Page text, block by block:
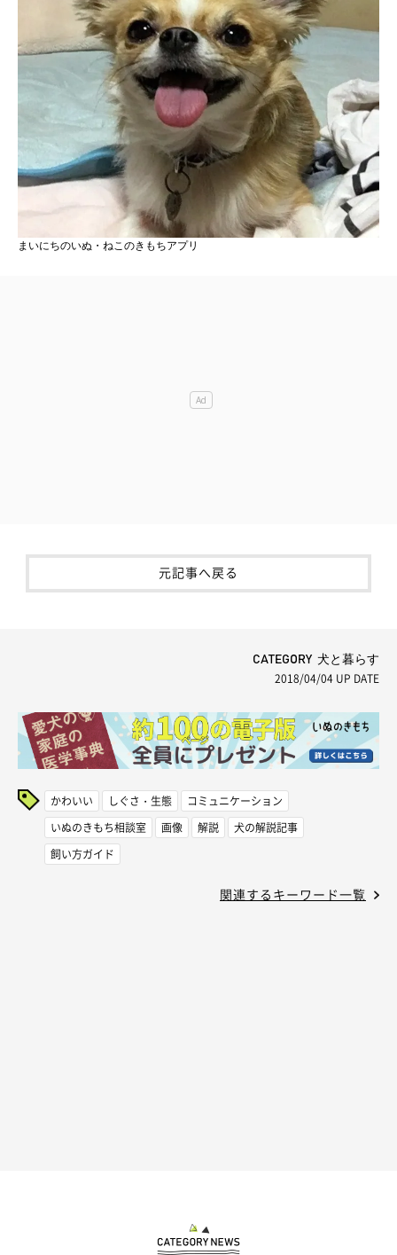
まいにちのいぬ・ねこのきもちアプリ
元記事へ戻る
CATEGORY 犬と暮らす
2018/04/04 UP DATE
かわいい しぐさ・生態
コミュニケーション
いぬのきもち相談室
画像 解説
犬の解説記事
飼い方ガイド
関連するキーワード一覧